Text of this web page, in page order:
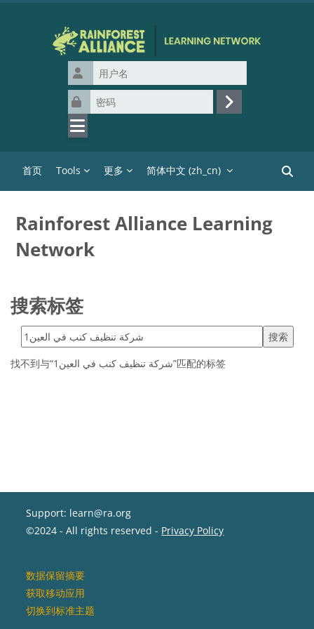
用户名
密码
登录
首页 Tools 更多 简体中文 ‎(zh_cn)‎
搜索课
Rainforest Alliance Learning
Network
搜索标签
搜索标签
找不到与“شركة تنظيف كنب في العين1”匹配的标签
Support: learn@ra.org
©2024 - All rights reserved - Privacy Policy
‎数据保留摘要‎
获取移动应用
切换到标准主题